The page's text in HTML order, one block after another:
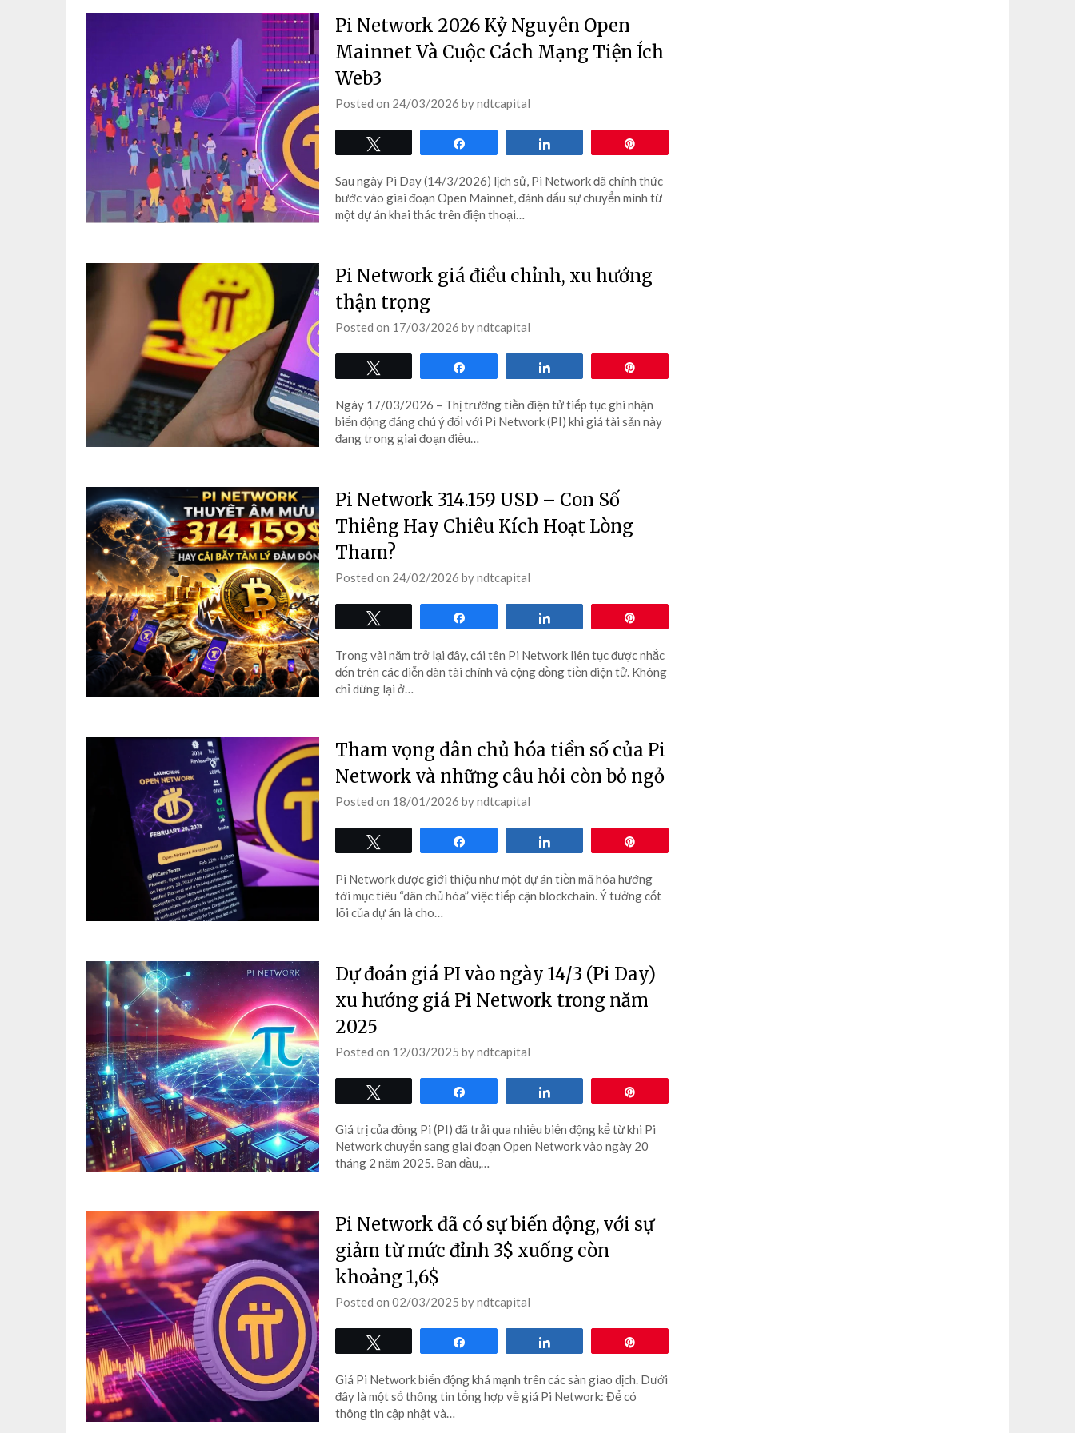
Pi Network 2026 Kỷ Nguyên Open
Mainnet Và Cuộc Cách Mạng Tiện Ích
Web3
Posted on 24/03/2026 byndtcapital
Sau ngày Pi Day (14/3/2026) lịch sử, Pi Network đã chính thức
bước vào giai đoạn Open Mainnet, đánh dấu sự chuyển mình từ
một dự án khai thác trên điện thoại…
Pi Network giá điều chỉnh, xu hướng
thận trọng
Posted on 17/03/2026 byndtcapital
Ngày 17/03/2026 – Thị trường tiền điện tử tiếp tục ghi nhận
biến động đáng chú ý đối với Pi Network (PI) khi giá tài sản này
đang trong giai đoạn điều…
Pi Network 314.159 USD – Con Số
Thiêng Hay Chiêu Kích Hoạt Lòng
Tham?
Posted on 24/02/2026 byndtcapital
Trong vài năm trở lại đây, cái tên Pi Network liên tục được nhắc
đến trên các diễn đàn tài chính và cộng đồng tiền điện tử. Không
chỉ dừng lại ở…
Tham vọng dân chủ hóa tiền số của Pi
Network và những câu hỏi còn bỏ ngỏ
Posted on 18/01/2026 byndtcapital
Pi Network được giới thiệu như một dự án tiền mã hóa hướng
tới mục tiêu “dân chủ hóa” việc tiếp cận blockchain. Ý tưởng cốt
lõi của dự án là cho…
Dự đoán giá PI vào ngày 14/3 (Pi Day)
xu hướng giá Pi Network trong năm
2025
Posted on 12/03/2025 byndtcapital
Giá trị của đồng Pi (PI) đã trải qua nhiều biến động kể từ khi Pi
Network chuyển sang giai đoạn Open Network vào ngày 20
tháng 2 năm 2025. Ban đầu,…
Pi Network đã có sự biến động, với sự
giảm từ mức đỉnh 3$ xuống còn
khoảng 1,6$
Posted on 02/03/2025 byndtcapital
Giá Pi Network biến động khá mạnh trên các sàn giao dịch. Dưới
đây là một số thông tin tổng hợp về giá Pi Network: Để có
thông tin cập nhật và…